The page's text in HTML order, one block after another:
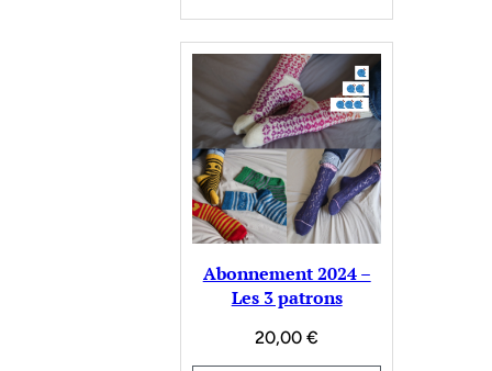
Abonnement 2024 –
Les 3 patrons
20,00€